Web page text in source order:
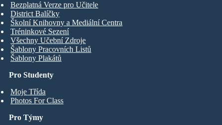
Pro Studenty
Moje Třída
Photos For Class
Bezplatná Verze pro Učitele
District Balíčky
Školní Knihovny a Mediální Centra
Tréninkové Sezení
Všechny Učební Zdroje
Šablony Pracovních Listů
Šablony Plakátů
Pro Týmy